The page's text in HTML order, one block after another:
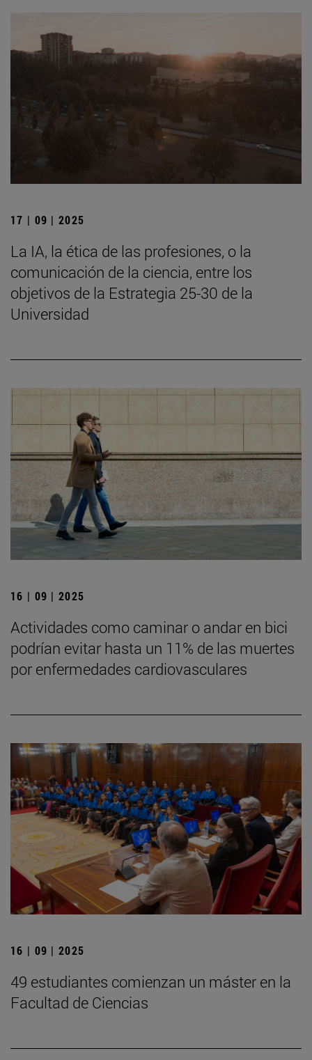
17 | 09 | 2025
La IA, la ética de las profesiones, o la
comunicación de la ciencia, entre los
objetivos de la Estrategia 25-30 de la
Universidad
16 | 09 | 2025
Actividades como caminar o andar en bici
podrían evitar hasta un 11% de las muertes
por enfermedades cardiovasculares
16 | 09 | 2025
49 estudiantes comienzan un máster en la
Facultad de Ciencias